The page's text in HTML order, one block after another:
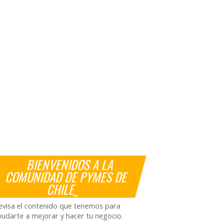
BIENVENIDOS A LA
COMUNIDAD DE PYMES DE
CHILE_
el contenido que tenemos para
a mejorar y hacer tu negocio.